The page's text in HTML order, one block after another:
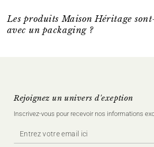
Les produits Maison Héritage
avec un packaging ?
Rejoignez un univers d'exeption
Inscrivez‑vous pour recevoir nos informations
Entrez
votre